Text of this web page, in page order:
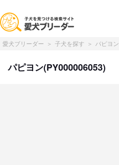
愛犬ブリーダー 子犬を探す パピヨン
パピヨン(PY000006053)